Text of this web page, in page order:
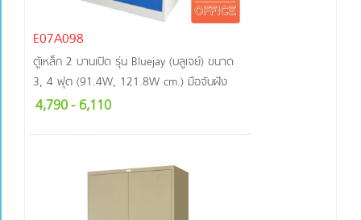
E07A098
ตู้เหล็ก 2 บานเปิด รุ่น Bluejay (บลูเจย์) ขนาด
3, 4 ฟุต (91.4W, 121.8W cm.) มือจับฝัง
4,790- 6,110